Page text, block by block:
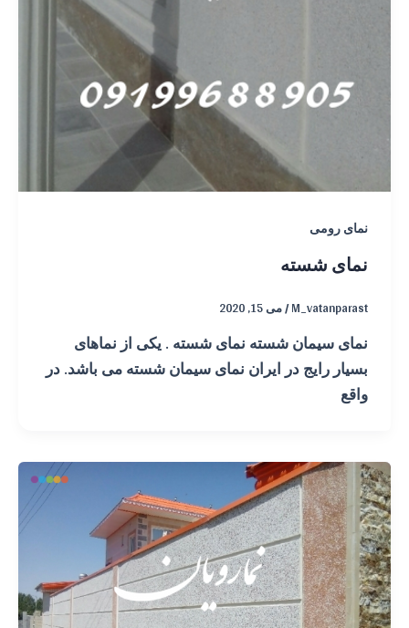
نمای رومی
نمای شسته
M_vatanparast
/می 15, 2020
نمای سیمان شسته نمای شسته . یکی از نماهای
بسیار رایج در ایران نمای سیمان شسته می باشد. در
واقع